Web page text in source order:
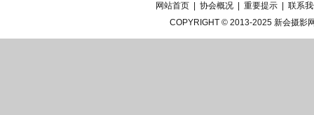
网站首页 协会概况 重要提示
联系
COPYRIGHT © 2013-2025 新会摄影